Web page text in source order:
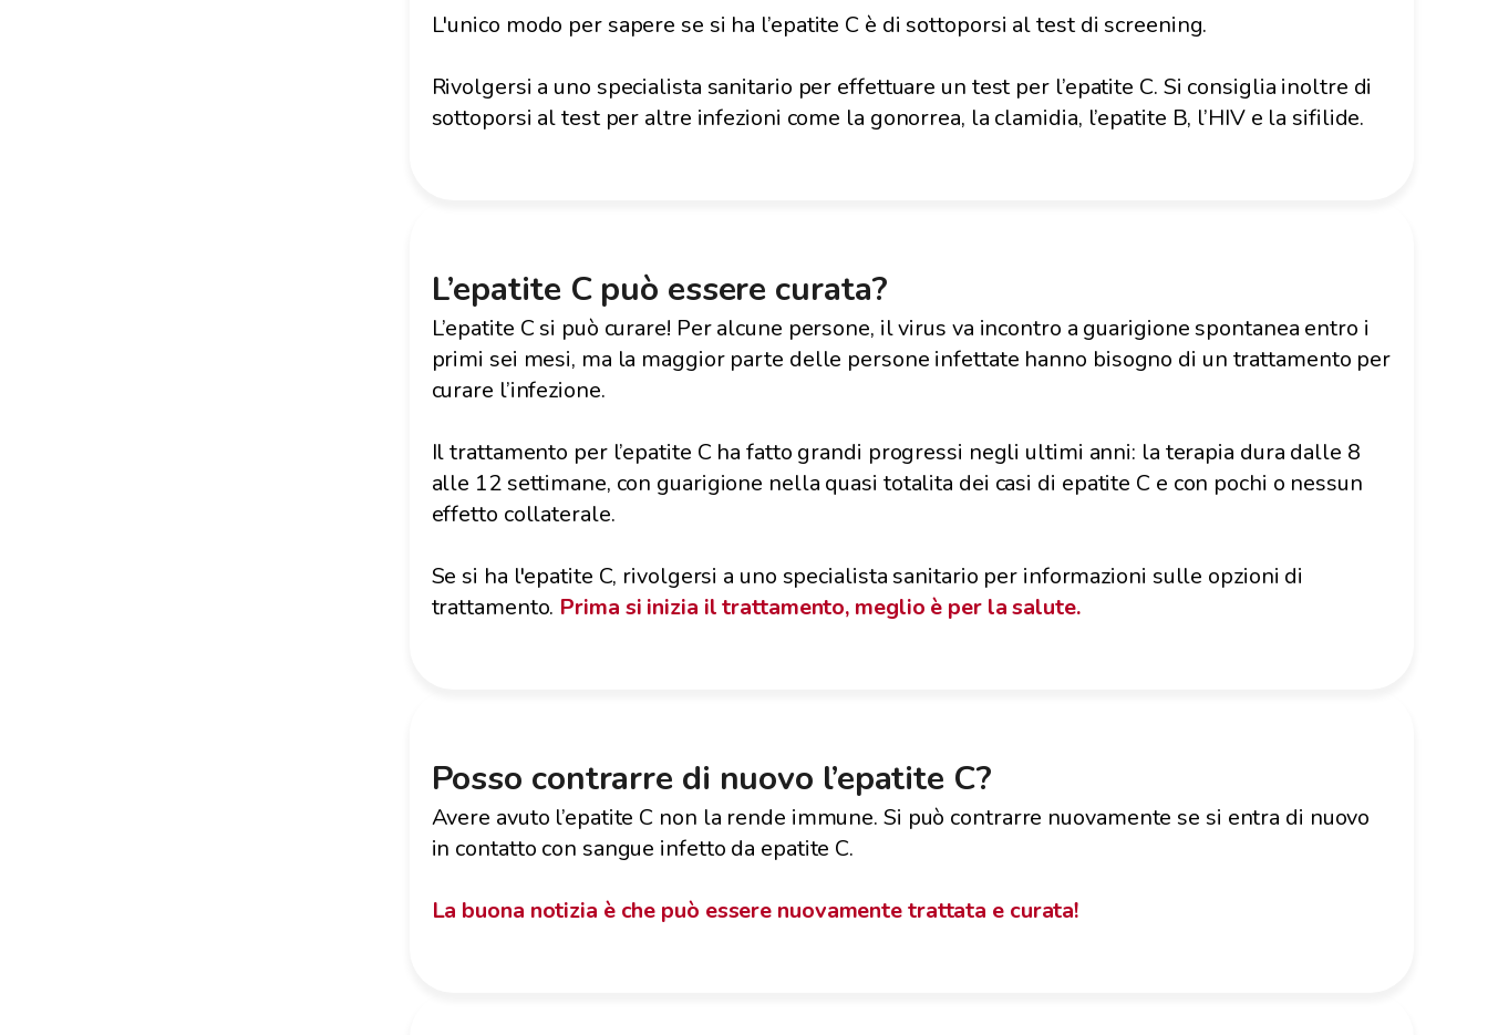
L'unico modo per sapere se si ha l’epatite C è di sottoporsi al test di screening.
Rivolgersi a uno specialista sanitario per effettuare un test per l’epatite C. Si consiglia inoltre di
sottoporsi al test per altre infezioni come la gonorrea, la clamidia, l’epatite B, l’HIV e la sifilide.
L’epatite C può essere curata?
L’epatite C si può curare! Per alcune persone, il virus va incontro a guarigione spontanea entro i
primi sei mesi, ma la maggior parte delle persone infettate hanno bisogno di un trattamento per
curare l’infezione.
Il trattamento per l’epatite C ha fatto grandi progressi negli ultimi anni: la terapia dura dalle 8
alle 12 settimane, con guarigione nella quasi totalita dei casi di epatite C e con pochi o nessun
effetto collaterale.
Se si ha l'epatite C, rivolgersi a uno specialista sanitario per informazioni sulle opzioni di
trattamento. Prima si inizia il trattamento, meglio è per la salute.
Posso contrarre di nuovo l’epatite C?
Avere avuto l’epatite C non la rende immune. Si può contrarre nuovamente se si entra di nuovo
in contatto con sangue infetto da epatite C.
La buona notizia è che può essere nuovamente trattata e curata!